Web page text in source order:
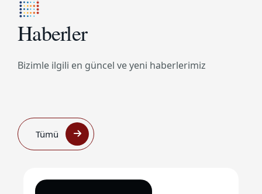
Haberler
Bizimle ilgili en güncel ve yeni haberlerimiz
Tümü